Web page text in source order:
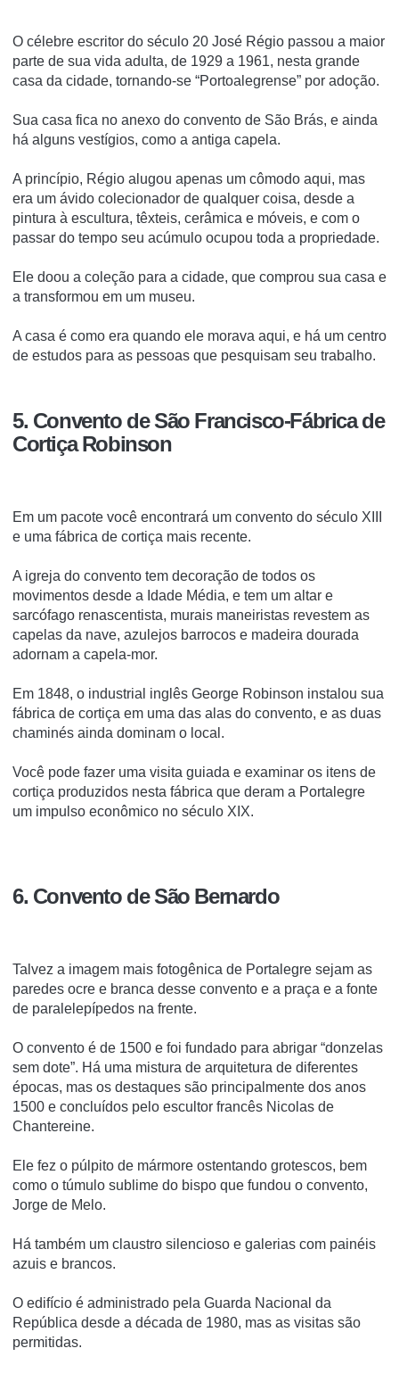
O célebre escritor do século 20 José Régio passou a maior
parte de sua vida adulta, de 1929 a 1961, nesta grande
casa da cidade, tornando-se “Portoalegrense” por adoção.
Sua casa fica no anexo do convento de São Brás, e ainda
há alguns vestígios, como a antiga capela.
A princípio, Régio alugou apenas um cômodo aqui, mas
era um ávido colecionador de qualquer coisa, desde a
pintura à escultura, têxteis, cerâmica e móveis, e com o
passar do tempo seu acúmulo ocupou toda a propriedade.
Ele doou a coleção para a cidade, que comprou sua casa e
a transformou em um museu.
A casa é como era quando ele morava aqui, e há um centro
de estudos para as pessoas que pesquisam seu trabalho.
5. Convento de São Francisco-Fábrica de
Cortiça Robinson
Em um pacote você encontrará um convento do século XIII
e uma fábrica de cortiça mais recente.
A igreja do convento tem decoração de todos os
movimentos desde a Idade Média, e tem um altar e
sarcófago renascentista, murais maneiristas revestem as
capelas da nave, azulejos barrocos e madeira dourada
adornam a capela-mor.
Em 1848, o industrial inglês George Robinson instalou sua
fábrica de cortiça em uma das alas do convento, e as duas
chaminés ainda dominam o local.
Você pode fazer uma visita guiada e examinar os itens de
cortiça produzidos nesta fábrica que deram a Portalegre
um impulso econômico no século XIX.
6. Convento de São Bernardo
Talvez a imagem mais fotogênica de Portalegre sejam as
paredes ocre e branca desse convento e a praça e a fonte
de paralelepípedos na frente.
O convento é de 1500 e foi fundado para abrigar “donzelas
sem dote”. Há uma mistura de arquitetura de diferentes
épocas, mas os destaques são principalmente dos anos
1500 e concluídos pelo escultor francês Nicolas de
Chantereine.
Ele fez o púlpito de mármore ostentando grotescos, bem
como o túmulo sublime do bispo que fundou o convento,
Jorge de Melo.
Há também um claustro silencioso e galerias com painéis
azuis e brancos.
O edifício é administrado pela Guarda Nacional da
República desde a década de 1980, mas as visitas são
permitidas.